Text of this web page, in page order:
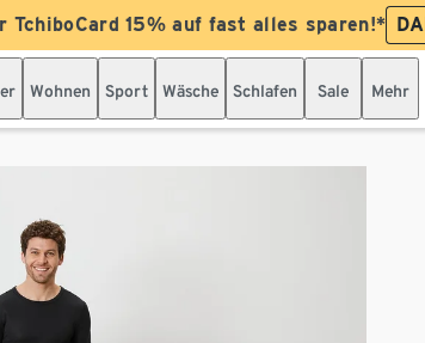
TchiboCard 15% auf fast alles sparen!*
Wohnen Sport Wäsche Schlafen Sale Mehr